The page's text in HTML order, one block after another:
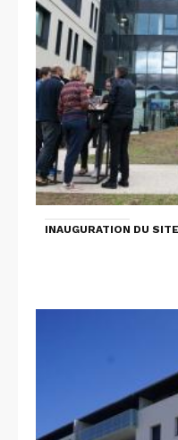
INAUGURATION DU